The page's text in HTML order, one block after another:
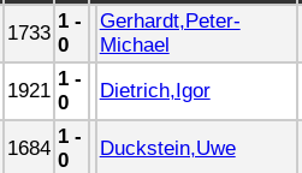
1733
1 -
0
Gerhardt,Peter-
Michael
1921
1 -
0
Dietrich,Igor
1684
1 -
0
Duckstein,Uwe